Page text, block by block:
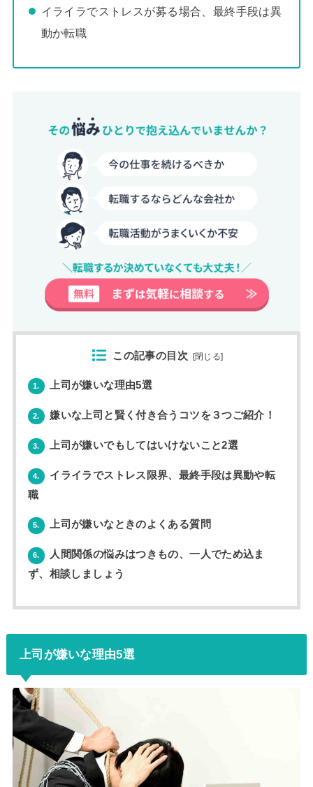
イライラでストレスが募る場合、最終手段は異
動か転職
この記事の目次 [閉じる]
1. 上司が嫌いな理由5選
2. 嫌いな上司と賢く付き合うコツを３つご紹介！
3. 上司が嫌いでもしてはいけないこと2選
4.
イライラでストレス限界、最終手段は異動や転
職
5. 上司が嫌いなときのよくある質問
6.
人間関係の悩みはつきもの、一人でため込ま
ず、相談しましょう
上司が嫌いな理由5選